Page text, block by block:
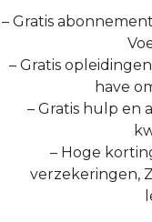
– Gratis
– Gratis
have
– Gratis hulp en
– Hoge
verzekeringen,